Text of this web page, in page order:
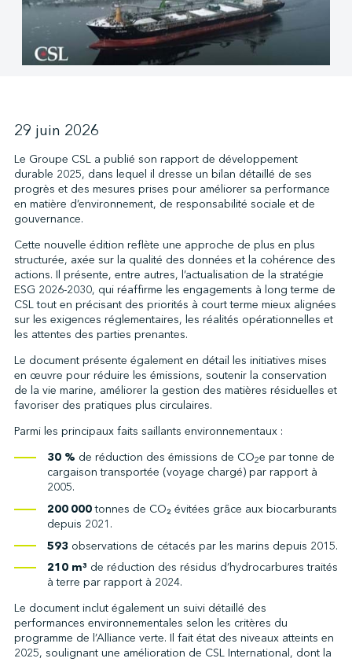
NOUS JOINDRE
29 juin 2026
Le Groupe CSL a publié son rapport de développement
durable 2025, dans lequel il dresse un bilan détaillé de ses
progrès et des mesures prises pour améliorer sa performance
en matière d’environnement, de responsabilité sociale et de
gouvernance.
Cette nouvelle édition reflète une approche de plus en plus
structurée, axée sur la qualité des données et la cohérence des
actions. Il présente, entre autres, l’actualisation de la stratégie
ESG 2026-2030, qui réaffirme les engagements à long terme de
CSL tout en précisant des priorités à court terme mieux alignées
sur les exigences réglementaires, les réalités opérationnelles et
les attentes des parties prenantes.
Le document présente également en détail les initiatives mises
en œuvre pour réduire les émissions, soutenir la conservation
de la vie marine, améliorer la gestion des matières résiduelles et
favoriser des pratiques plus circulaires.
Parmi les principaux faits saillants environnementaux :
30 % de réduction des émissions de CO2e par tonne de
cargaison transportée (voyage chargé) par rapport à
2005.
200 000tonnes de CO₂ évitées grâce aux biocarburants
depuis 2021.
593observations de cétacés par les marins depuis 2015.
210 m³ de réduction des résidus d’hydrocarbures traités
à terre par rapport à 2024.
Le document inclut également un suivi détaillé des
performances environnementales selon les critères du
programme de l’Alliance verte. Il fait état des niveaux atteints en
2025, soulignant une amélioration de CSL International, dont la